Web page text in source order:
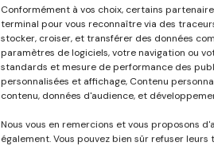
Conformément à vos choix, certains
terminal pour vous reconnaître via des
stocker, croiser, et transférer des données
paramètres de logiciels, votre navigation ou
standards et mesure de performance des
personnalisées et affichage, Contenu
contenu, données d'audience, et
Nous vous en remercions et vous proposons
également. Vous pouvez bien sûr refuser